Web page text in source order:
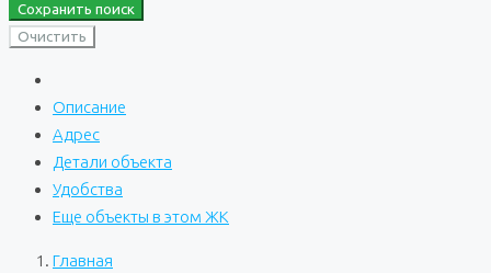
Сохранить поиск
Очистить
Описание
Адрес
Детали объекта
Удобства
Еще объекты в этом ЖК
Главная